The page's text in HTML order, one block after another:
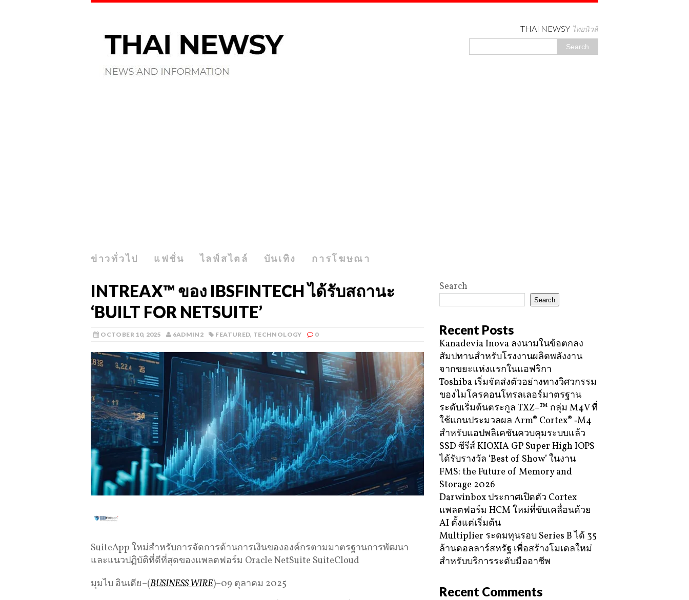
THAI NEWSY ไทยนิวสี่
ข่าวทั่วไป แฟชั่น ไลฟ์สไตล์ บันเทิง การโฆษณา
INTREAX™ ของ IBSFINTECH ได้รับสถานะ
‘BUILT FOR NETSUITE’
OCTOBER 10, 2025 6ADMIN2 FEATURED, TECHNOLOGY 0
SuiteApp ใหม่สำหรับการจัดการด้านการเงินขององค์กรตามมาตรฐานการพัฒนา
และแนวปฏิบัติที่ดีที่สุดของแพลตฟอร์ม Oracle NetSuite SuiteCloud
มุมไบ อินเดีย–(BUSINESS WIRE)–09 ตุลาคม 2025
Search
Search
Recent Posts
Kanadevia Inova ลงนามในข้อตกลง
สัมปทานสำหรับโรงงานผลิตพลังงาน
จากขยะแห่งแรกในแอฟริกา
Toshiba เริ่มจัดส่งตัวอย่างทางวิศวกรรม
ของไมโครคอนโทรลเลอร์มาตรฐาน
ระดับเริ่มต้นตระกูล TXZ+™ กลุ่ม M4V ที่
ใช้แกนประมวลผล Arm® Cortex® ‑M4
สำหรับแอปพลิเคชันควบคุมระบบแล้ว
SSD ซีรีส์ KIOXIA GP Super High IOPS
ได้รับรางวัล ‘Best of Show’ ในงาน
FMS: the Future of Memory and
Storage 2026
Darwinbox ประกาศเปิดตัว Cortex
แพลตฟอร์ม HCM ใหม่ที่ขับเคลื่อนด้วย
AI ตั้งแต่เริ่มต้น
Multiplier ระดมทุนรอบ Series B ได้ 35
ล้านดอลลาร์สหรัฐ เพื่อสร้างโมเดลใหม่
สำหรับบริการระดับมืออาชีพ
Recent Comments